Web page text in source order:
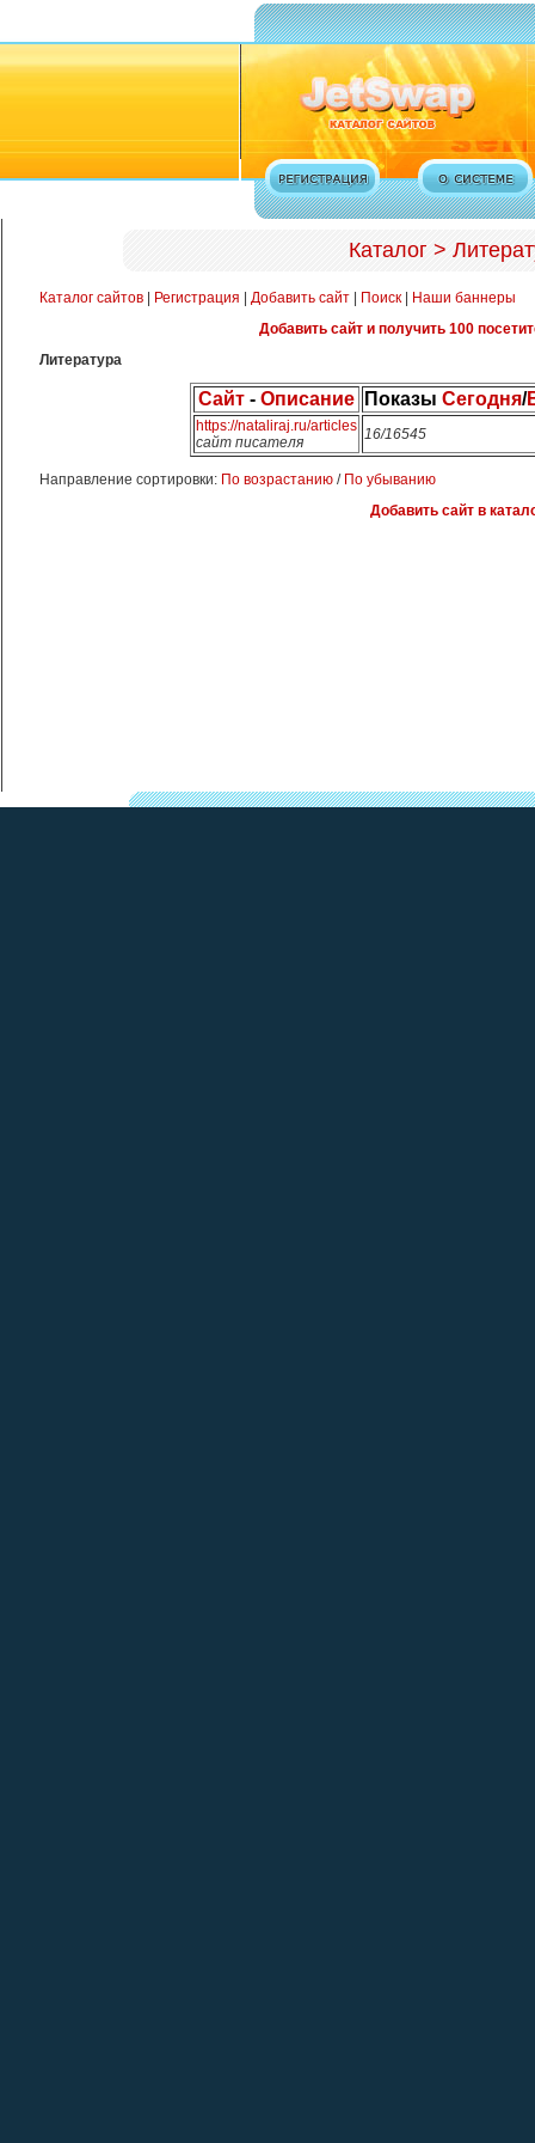
Каталог >
Каталог сайтов Регистрация Добавить сайт Поиск
Наши баннеры
Добавить сайт и получить 100
Литература
Сайт- Описание Показы Сегодня/
https://nataliraj.ru/articles
cайт писателя
16/16545
Направление сортировки: По возрастанию / По убыванию
Добавить сайт в